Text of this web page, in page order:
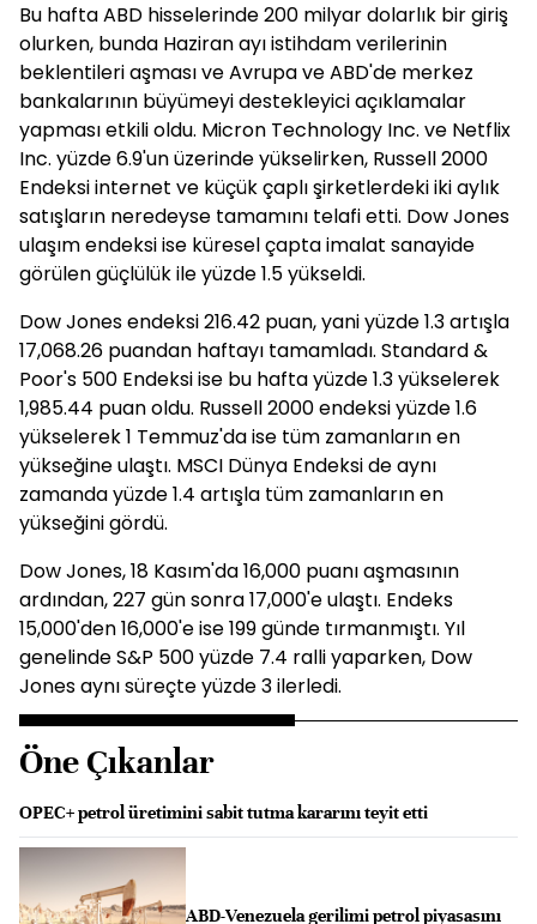
Bu hafta ABD hisselerinde 200 milyar dolarlık bir giriş
olurken, bunda Haziran ayı istihdam verilerinin
beklentileri aşması ve Avrupa ve ABD'de merkez
bankalarının büyümeyi destekleyici açıklamalar
yapması etkili oldu. Micron Technology Inc. ve Netflix
Inc. yüzde 6.9'un üzerinde yükselirken, Russell 2000
Endeksi internet ve küçük çaplı şirketlerdeki iki aylık
satışların neredeyse tamamını telafi etti. Dow Jones
ulaşım endeksi ise küresel çapta imalat sanayide
görülen güçlülük ile yüzde 1.5 yükseldi.
Dow Jones endeksi 216.42 puan, yani yüzde 1.3 artışla
17,068.26 puandan haftayı tamamladı. Standard &
Poor's 500 Endeksi ise bu hafta yüzde 1.3 yükselerek
1,985.44 puan oldu. Russell 2000 endeksi yüzde 1.6
yükselerek 1 Temmuz'da ise tüm zamanların en
yükseğine ulaştı. MSCI Dünya Endeksi de aynı
zamanda yüzde 1.4 artışla tüm zamanların en
yükseğini gördü.
Dow Jones, 18 Kasım'da 16,000 puanı aşmasının
ardından, 227 gün sonra 17,000'e ulaştı. Endeks
15,000'den 16,000'e ise 199 günde tırmanmıştı. Yıl
genelinde S&P 500 yüzde 7.4 ralli yaparken, Dow
Jones aynı süreçte yüzde 3 ilerledi.
Öne Çıkanlar
OPEC+ petrol üretimini sabit tutma kararını teyit etti
ABD-Venezuela gerilimi petrol piyasasını